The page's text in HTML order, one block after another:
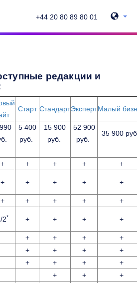
+44 20 80 89 80 01
редакции и
Старт СтандартЭкспертМалый
5 400
руб.
15 900
руб.
52 900
руб.
35 900
+ + + +
+
+ + + + +
+ + + +
+
2* + + + +
+ + +
+
+ + +
+
+ + +
+
+ +
+